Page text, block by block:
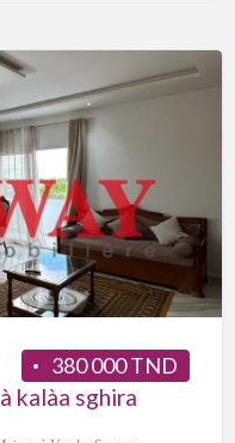
380 000 TND
kalàa sghira